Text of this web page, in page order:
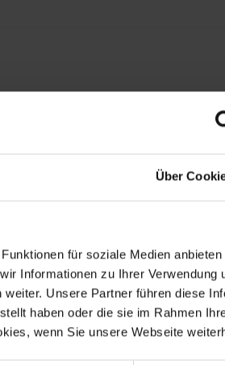
Über
für soziale Medien
Informationen zu Ihrer Verwendung
Unsere Partner führen diese
haben oder die sie im Rahmen
wenn Sie unsere Webseite
orçamento de TI
utilizadas na sua empresa? Então
contratos de licença de volume
na nossa página de